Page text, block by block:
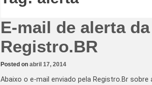
E-mail de alerta da
Registro.BR
Posted on abril 17, 2014
Abaixo o e-mail enviado pela Registro.Br sobre